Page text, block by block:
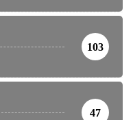
103
47